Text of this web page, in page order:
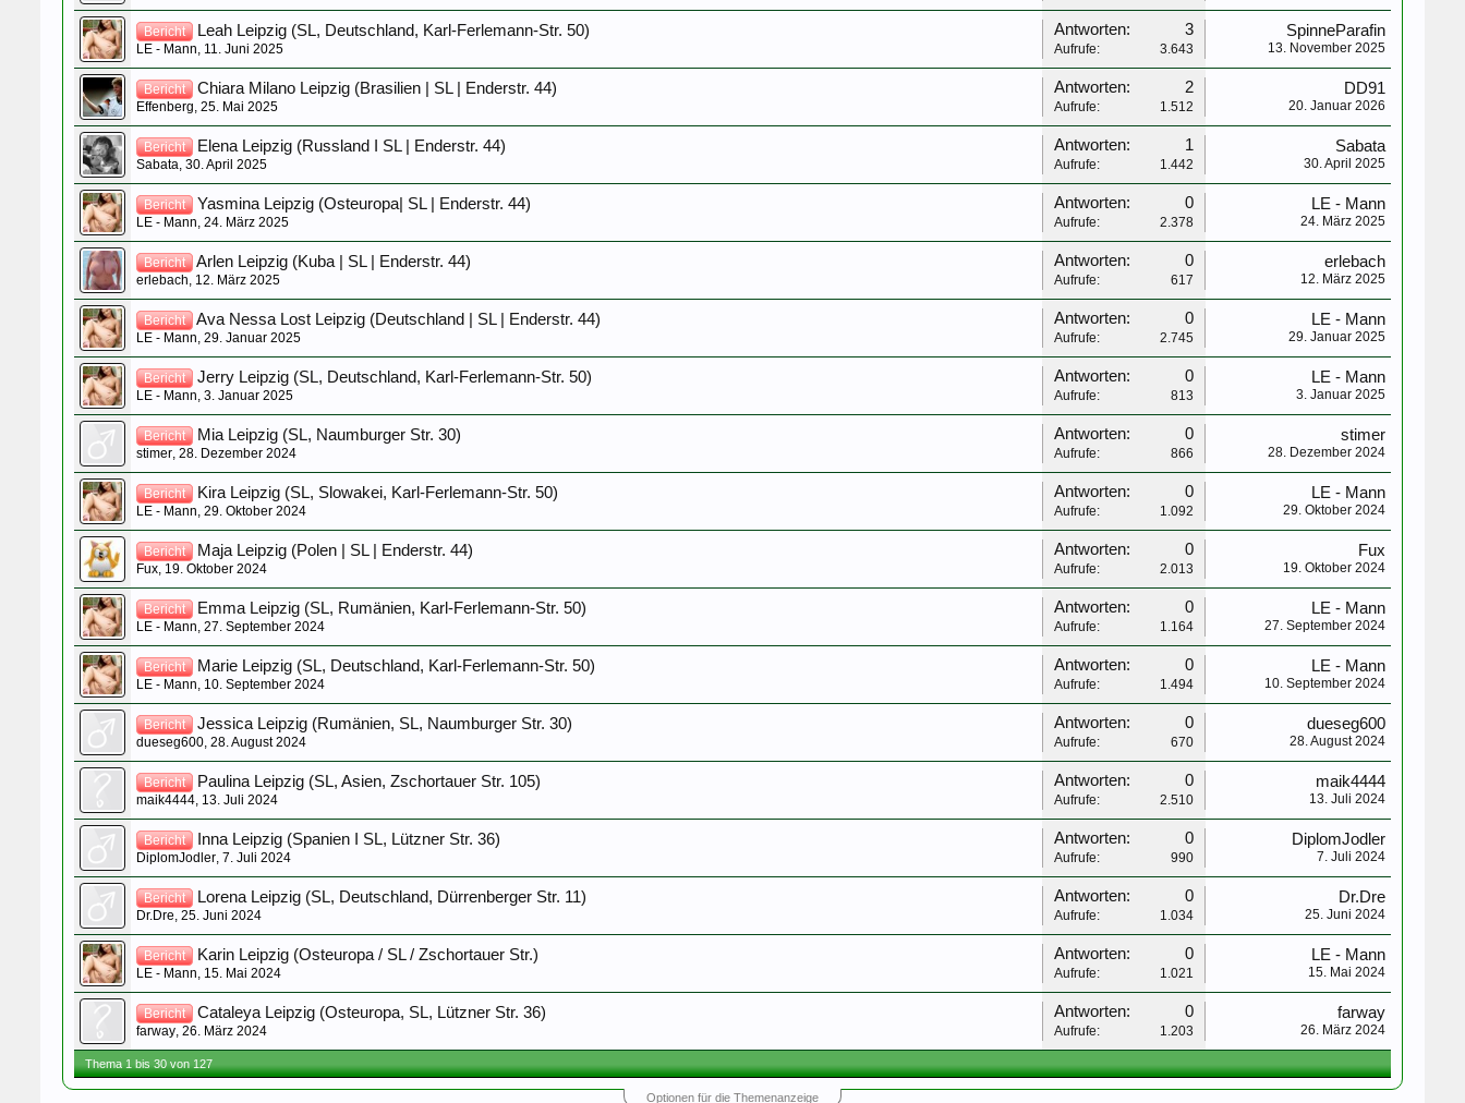
Bericht Leah Leipzig (SL, Deutschland, Karl-Ferlemann-Str. 50)
LE - Mann 11. Juni 2025
Antworten: 3
Aufrufe: 3.643
SpinneParafin
13. November 2025
Bericht Chiara Milano Leipzig (Brasilien | SL | Enderstr. 44)
Effenberg 25. Mai 2025
Antworten: 2
Aufrufe: 1.512
DD91
20. Januar 2026
Bericht Elena Leipzig (Russland I SL | Enderstr. 44)
Sabata 30. April 2025
Antworten: 1
Aufrufe: 1.442
Sabata
30. April 2025
Bericht Yasmina Leipzig (Osteuropa| SL | Enderstr. 44)
LE - Mann 24. März 2025
Antworten: 0
Aufrufe: 2.378
LE - Mann
24. März 2025
Bericht Arlen Leipzig (Kuba | SL | Enderstr. 44)
erlebach 12. März 2025
Antworten: 0
Aufrufe: 617
erlebach
12. März 2025
Bericht Ava Nessa Lost Leipzig (Deutschland | SL | Enderstr. 44)
LE - Mann 29. Januar 2025
Antworten: 0
Aufrufe: 2.745
LE - Mann
29. Januar 2025
Bericht Jerry Leipzig (SL, Deutschland, Karl-Ferlemann-Str. 50)
LE - Mann 3. Januar 2025
Antworten: 0
Aufrufe: 813
LE - Mann
3. Januar 2025
Bericht Mia Leipzig (SL, Naumburger Str. 30)
stimer 28. Dezember 2024
Antworten: 0
Aufrufe: 866
stimer
28. Dezember 2024
Bericht Kira Leipzig (SL, Slowakei, Karl-Ferlemann-Str. 50)
LE - Mann 29. Oktober 2024
Antworten: 0
Aufrufe: 1.092
LE - Mann
29. Oktober 2024
Bericht Maja Leipzig (Polen | SL | Enderstr. 44)
Fux 19. Oktober 2024
Antworten: 0
Aufrufe: 2.013
Fux
19. Oktober 2024
Bericht Emma Leipzig (SL, Rumänien, Karl-Ferlemann-Str. 50)
LE - Mann 27. September 2024
Antworten: 0
Aufrufe: 1.164
LE - Mann
27. September 2024
Bericht Marie Leipzig (SL, Deutschland, Karl-Ferlemann-Str. 50)
LE - Mann 10. September 2024
Antworten: 0
Aufrufe: 1.494
LE - Mann
10. September 2024
Bericht Jessica Leipzig (Rumänien, SL, Naumburger Str. 30)
dueseg600 28. August 2024
Antworten: 0
Aufrufe: 670
dueseg600
28. August 2024
Bericht Paulina Leipzig (SL, Asien, Zschortauer Str. 105)
maik4444 13. Juli 2024
Antworten: 0
Aufrufe: 2.510
maik4444
13. Juli 2024
Bericht Inna Leipzig (Spanien I SL, Lützner Str. 36)
DiplomJodler 7. Juli 2024
Antworten: 0
Aufrufe: 990
DiplomJodler
7. Juli 2024
Bericht Lorena Leipzig (SL, Deutschland, Dürrenberger Str. 11)
Dr.Dre 25. Juni 2024
Antworten: 0
Aufrufe: 1.034
Dr.Dre
25. Juni 2024
Bericht Karin Leipzig (Osteuropa / SL / Zschortauer Str.)
LE - Mann 15. Mai 2024
Antworten: 0
Aufrufe: 1.021
LE - Mann
15. Mai 2024
Bericht Cataleya Leipzig (Osteuropa, SL, Lützner Str. 36)
farway 26. März 2024
Antworten: 0
Aufrufe: 1.203
farway
26. März 2024
Thema 1 bis 30 von 127
Optionen für die Themenanzeige